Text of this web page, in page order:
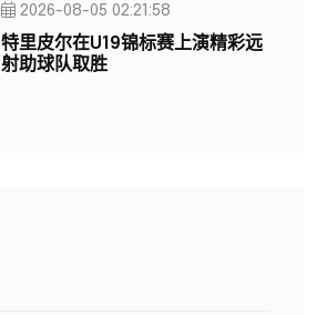
2026-08-05 02:21:58
特里皮尔在U19锦标赛上演精彩远
射助球队取胜